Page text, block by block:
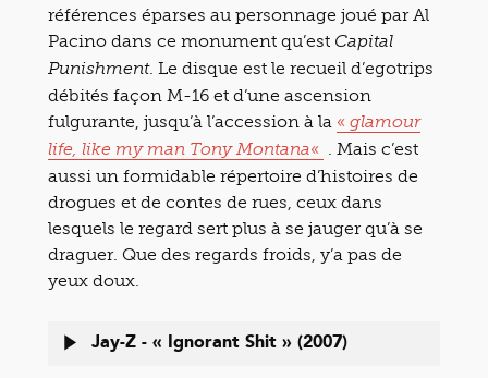
références éparses au personnage joué par Al
Pacino dans ce monument qu’est Capital
Punishment. Le disque est le recueil d’egotrips
débités façon M-16 et d’une ascension
fulgurante, jusqu’à l’accession à la « glamour
life, like my man Tony Montana«
. Mais c’est
aussi un formidable répertoire d’histoires de
drogues et de contes de rues, ceux dans
lesquels le regard sert plus à se jauger qu’à se
draguer. Que des regards froids, y’a pas de
yeux doux.
Jay-Z - « Ignorant Shit » (2007)